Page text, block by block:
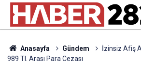
Anasayfa Gündem
İzinsiz Afiş
989 Tl. Arası Para Cezası